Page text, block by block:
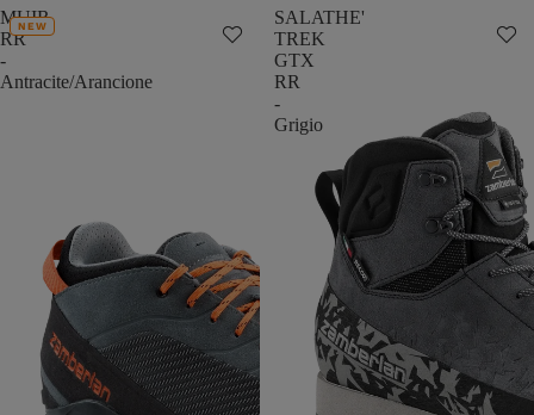
MUIR
RR
-
Antracite/Arancione
NEW
SALATHE'
TREK
GTX
RR
-
Grigio